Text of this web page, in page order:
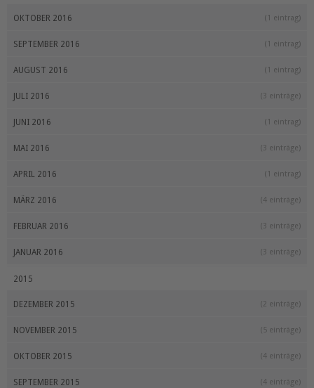
OKTOBER 2016 (1 eintrag)
SEPTEMBER 2016 (1 eintrag)
AUGUST 2016 (1 eintrag)
JULI 2016 (3 einträge)
JUNI 2016 (1 eintrag)
MAI 2016 (3 einträge)
APRIL 2016 (1 eintrag)
MÄRZ 2016 (4 einträge)
FEBRUAR 2016 (3 einträge)
JANUAR 2016 (3 einträge)
2015
DEZEMBER 2015 (2 einträge)
NOVEMBER 2015 (5 einträge)
OKTOBER 2015 (4 einträge)
SEPTEMBER 2015 (4 einträge)